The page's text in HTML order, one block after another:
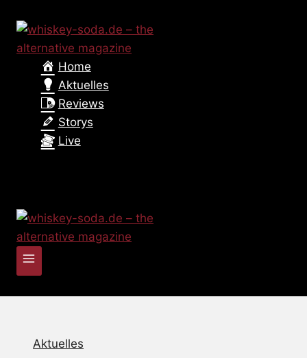
Inhalt
springen
Home
Aktuelles
Reviews
Storys
Live
Aktuelles